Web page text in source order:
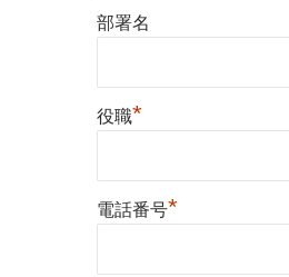
部署名
役職*
電話番号*